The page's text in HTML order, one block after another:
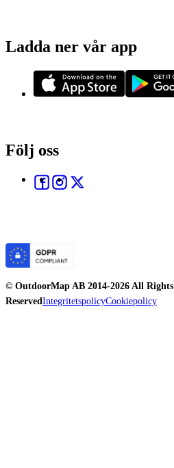
Ladda ner vår app
Följ oss
© OutdoorMap AB 2014-2026 All Rights
ReservedIntegritetspolicyCookiepolicy